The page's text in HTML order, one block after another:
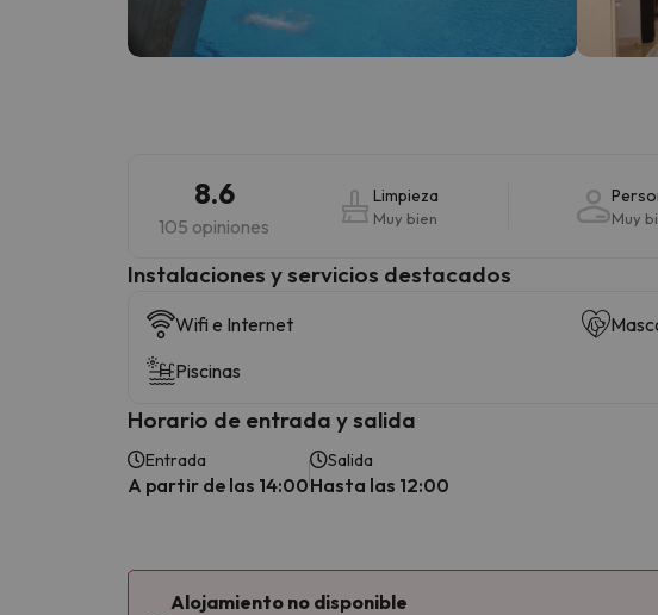
8.6
105 opiniones
Limpieza
Muy bien Muy
Instalaciones y servicios destacados
Wifi e Internet
Piscinas
Horario de entrada y salida
Entrada
A partir de las 14:00
Salida
Hasta las 12:00
Alojamiento no disponible